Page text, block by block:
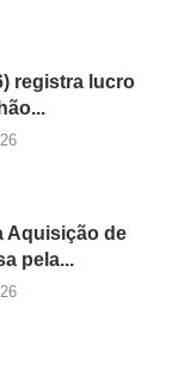
registra lucro
Aquisição de
pela...